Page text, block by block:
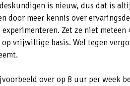
is nieuw, dus dat is
door meer kennis over
Zet ze niet
vrijwillige basis. Wel tegen
over op 8 uur per week